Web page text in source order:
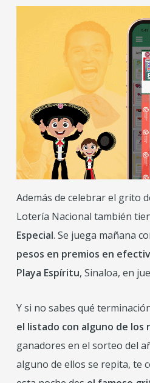
Además de celebrar el grito
Lotería Nacional también
Especial. Se juega mañana
pesos en premios en
Playa Espíritu, Sinaloa, en
Y si no sabes qué
el listado con alguno de los
ganadores en el sorteo del
alguno de ellos se repita, te